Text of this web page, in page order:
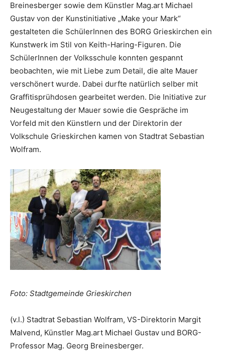
Breinesberger sowie dem Künstler Mag.art Michael
Gustav von der Kunstinitiative „Make your Mark“
gestalteten die SchülerInnen des BORG Grieskirchen ein
Kunstwerk im Stil von Keith-Haring-Figuren. Die
SchülerInnen der Volksschule konnten gespannt
beobachten, wie mit Liebe zum Detail, die alte Mauer
verschönert wurde. Dabei durfte natürlich selber mit
Graffitisprühdosen gearbeitet werden. Die Initiative zur
Neugestaltung der Mauer sowie die Gespräche im
Vorfeld mit den Künstlern und der Direktorin der
Volkschule Grieskirchen kamen von Stadtrat Sebastian
Wolfram.
Foto: Stadtgemeinde Grieskirchen
(v.l.) Stadtrat Sebastian Wolfram, VS-Direktorin Margit
Malvend, Künstler Mag.art Michael Gustav und BORG-
Professor Mag. Georg Breinesberger.